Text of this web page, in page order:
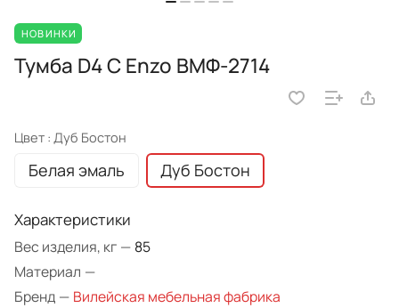
НОВИНКИ
Тумба D4 C Enzo ВМФ-2714
Цвет : Дуб Бостон
Белая эмаль Дуб Бостон
Характеристики
Вес изделия, кг — 85
Материал —
Бренд — Вилейская мебельная фабрика